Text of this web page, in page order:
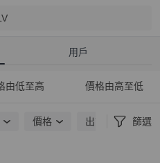
用戶
由低至高 價格由高至低
價格 出貨地點 篩選